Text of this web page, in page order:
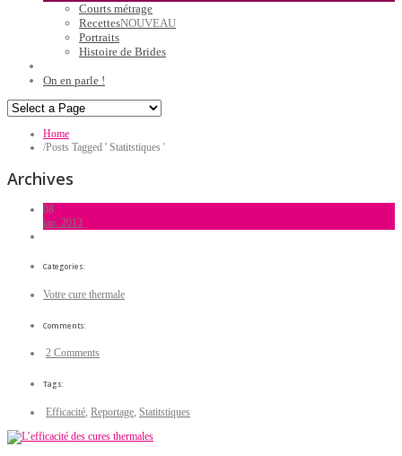
Courts métrage
RecettesNOUVEAU
Portraits
Histoire de Brides
On en parle !
Home
/Posts Tagged ' Statitstiques '
Archives
08
jan, 2013
Categories:
Votre cure thermale
Comments:
2 Comments
Tags:
Efficacité, Reportage, Statitstiques